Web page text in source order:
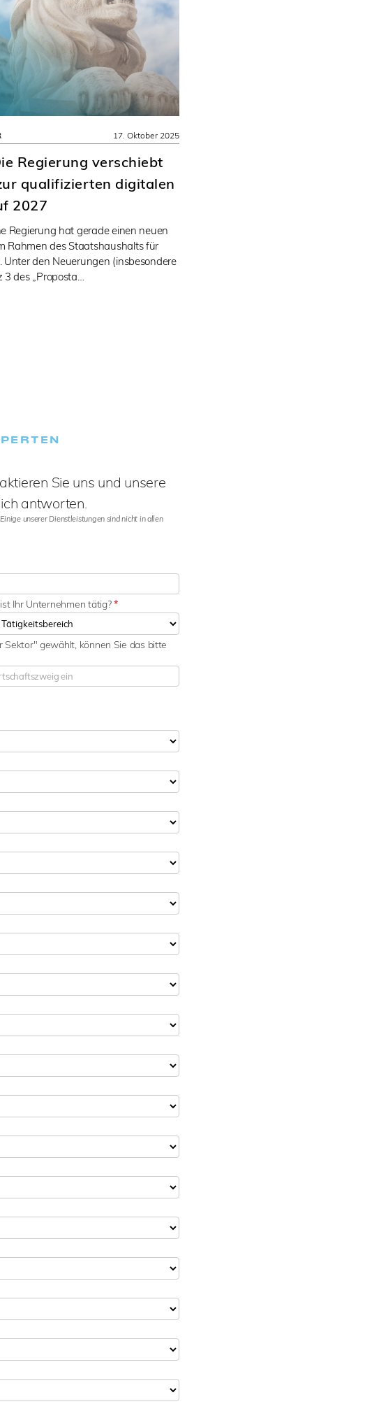
Regierung verschiebt
qualifizierten digitalen
2027
Regierung hat gerade einen neuen
Rahmen des Staatshaushalts für
Unter den Neuerungen (insbesondere
des „Proposta…
17. Oktober 2025
Sie uns und unsere
antworten.
unserer Dienstleistungen sind nicht in allen
Ihr Unternehmen tätig?*
Sektor" gewählt, können Sie das bitte